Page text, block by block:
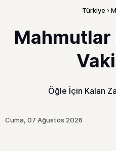
Türkiye
Mahmutlar
Öğle İçin Kalan
Cuma, 07 Ağustos 2026